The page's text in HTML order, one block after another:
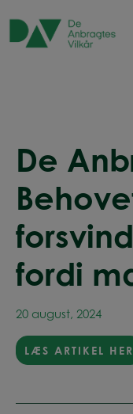
indholdet
De
fordi
20 august, 2024
LÆS ARTIKEL HER